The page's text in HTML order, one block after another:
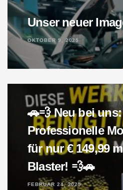
Unser neuer
OKTOBER 9, 2025
🚗💨 Neu bei uns:
Professionelle
für nur € 149,99
Blaster! 💨🚗
FEBRUAR 24, 2025